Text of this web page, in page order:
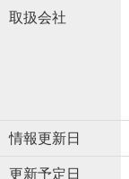
取扱会社
情報更新日
更新予定日